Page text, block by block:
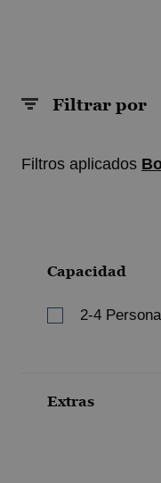
Filtrar por
Filtros aplicados
Capacidad
2-4
Extras